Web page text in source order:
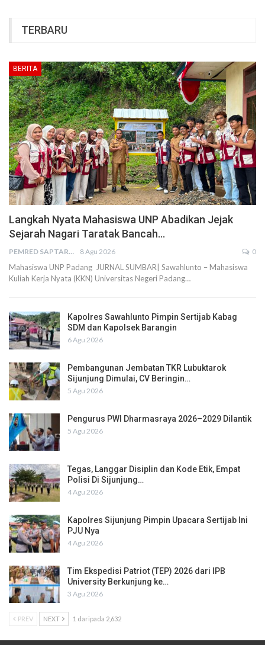
TERBARU
BERITA
Langkah Nyata Mahasiswa UNP Abadikan Jejak
Sejarah Nagari Taratak Bancah…
PEMRED SAPTARIUS 8 Agu 2026 0
Mahasiswa UNP Padang JURNAL SUMBAR| Sawahlunto – Mahasiswa
Kuliah Kerja Nyata (KKN) Universitas Negeri Padang…
Kapolres Sawahlunto Pimpin Sertijab Kabag
SDM dan Kapolsek Barangin
6 Agu 2026
Pembangunan Jembatan TKR Lubuktarok
Sijunjung Dimulai, CV Beringin…
5 Agu 2026
Pengurus PWI Dharmasraya 2026–2029 Dilantik
5 Agu 2026
Tegas, Langgar Disiplin dan Kode Etik, Empat
Polisi Di Sijunjung…
4 Agu 2026
Kapolres Sijunjung Pimpin Upacara Sertijab Ini
PJU Nya
4 Agu 2026
Tim Ekspedisi Patriot (TEP) 2026 dari IPB
University Berkunjung ke…
3 Agu 2026
PREV NEXT 1 daripada 2,632